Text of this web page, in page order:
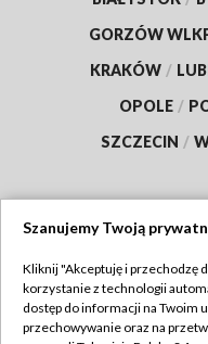
GORZÓW
KRAKÓW /
OPOLE /
SZCZECIN /
Abonament TVP
Szanujemy Twoją
Kliknij "Akceptuję i przechodzę
korzystanie z technologii
dostęp do informacji na Twoim
przechowywanie oraz na